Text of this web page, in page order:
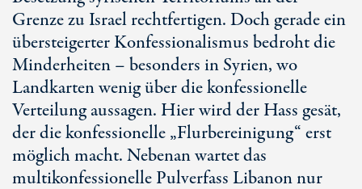
Grenze zu Israel rechtfertigen. Doch gerade ein
übersteigerter Konfessionalismus bedroht die
Minderheiten – besonders in Syrien, wo
Landkarten wenig über die konfessionelle
Verteilung aussagen. Hier wird der Hass gesät,
der die konfessionelle „Flurbereinigung“ erst
möglich macht. Nebenan wartet das
multikonfessionelle Pulverfass Libanon nur